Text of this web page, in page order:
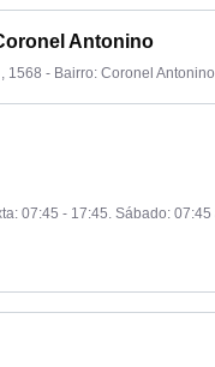
Antonino
1568 - Bairro: Coronel
07:45 - 17:45. Sábado: 07:45